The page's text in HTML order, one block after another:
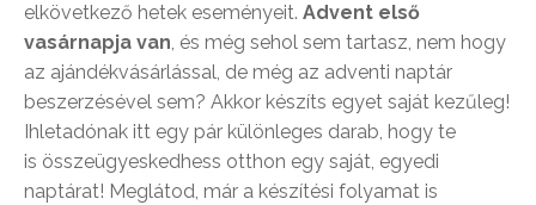
elkövetkező hetek eseményeit. Advent első
vasárnapja van, és még sehol sem tartasz, nem hogy
az ajándékvásárlással, de még az adventi naptár
beszerzésével sem? Akkor készíts egyet saját kezűleg!
Ihletadónak itt egy pár különleges darab, hogy te
is összeügyeskedhess otthon egy saját, egyedi
naptárat! Meglátod, már a készítési folyamat is